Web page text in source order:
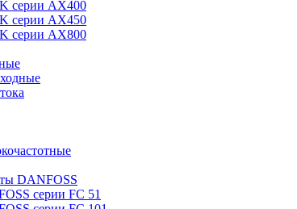
серии AX400
серии AX450
серии AX800
DANFOSS
серии FC 51